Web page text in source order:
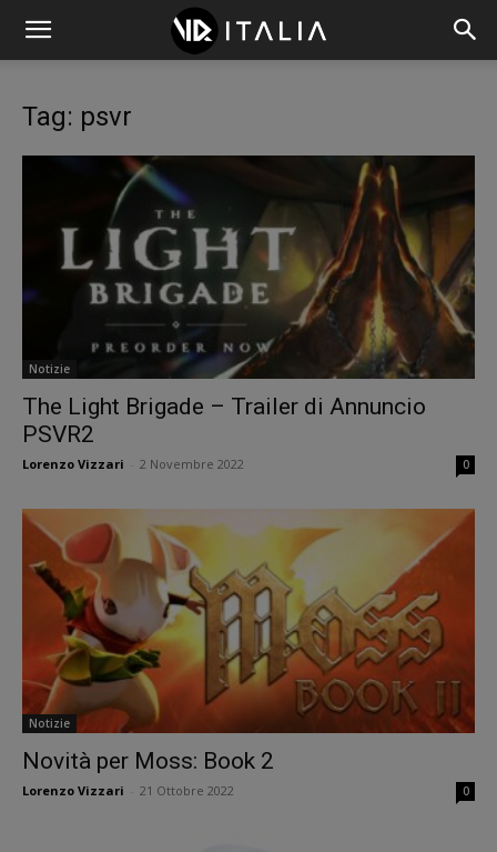
Tag: psvr
Notizie
The Light Brigade – Trailer di Annuncio
PSVR2
Lorenzo Vizzari 2 Novembre 2022 0
Notizie
Novità per Moss: Book 2
Lorenzo Vizzari 21 Ottobre 2022 0